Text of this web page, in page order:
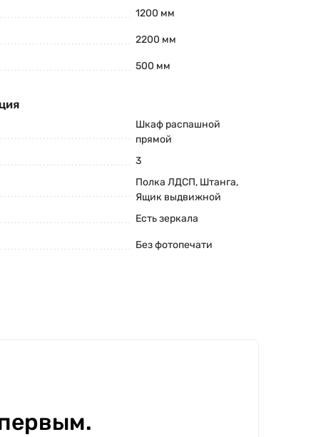
1200 мм
2200 мм
500 мм
Шкаф распашной
прямой
3
Полка ЛДСП, Штанга,
Ящик выдвижной
Есть зеркала
Без фотопечати